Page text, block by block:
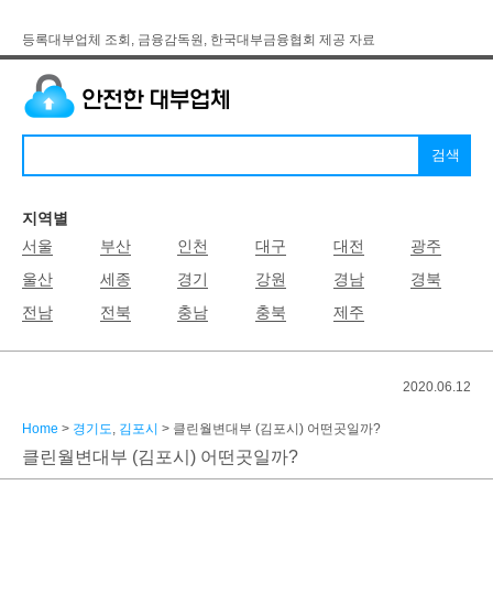
등록대부업체 조회, 금융감독원, 한국대부금융협회 제공 자료
지역별
서울
부산 인천 대구 대전
광주
울산
세종 경기 강원 경남
경북
전남
전북 충남 충북 제주
2020.06.12
Home > 경기도, 김포시 > 클린월변대부 (김포시) 어떤곳일까?
클린월변대부 (김포시) 어떤곳일까?